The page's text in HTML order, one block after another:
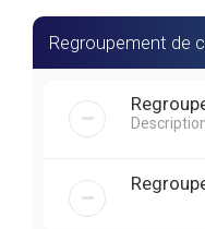
Regroupement de